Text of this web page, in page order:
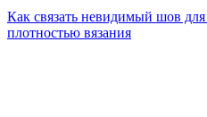
Как связать невидимый шов для
плотностью вязания